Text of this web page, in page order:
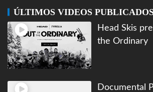
ÚLTIMOS VIDEOS
Head Skis
the Ordinary
Documental